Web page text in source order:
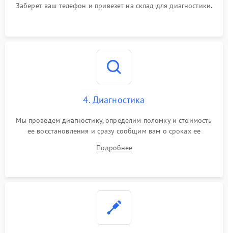
Заберет ваш телефон и привезет на склад для диагностики.
4. Диагностика
Мы проведем диагностику, определим поломку и стоимость
ее восстановления и сразу сообщим вам о сроках ее
Подробнее